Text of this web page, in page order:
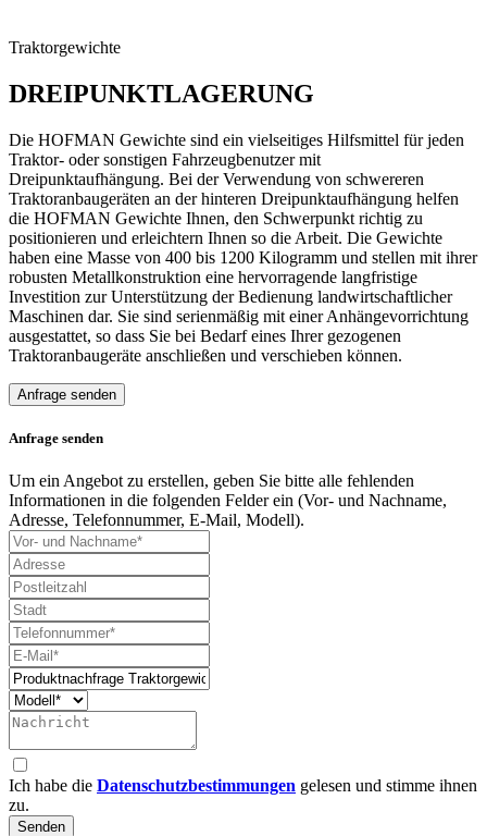
Traktorgewichte
DREIPUNKTLAGERUNG
Die HOFMAN Gewichte sind ein vielseitiges Hilfsmittel für jeden
Traktor- oder sonstigen Fahrzeugbenutzer mit
Dreipunktaufhängung. Bei der Verwendung von schwereren
Traktoranbaugeräten an der hinteren Dreipunktaufhängung helfen
die HOFMAN Gewichte Ihnen, den Schwerpunkt richtig zu
positionieren und erleichtern Ihnen so die Arbeit. Die Gewichte
haben eine Masse von 400 bis 1200 Kilogramm und stellen mit ihrer
robusten Metallkonstruktion eine hervorragende langfristige
Investition zur Unterstützung der Bedienung landwirtschaftlicher
Maschinen dar. Sie sind serienmäßig mit einer Anhängevorrichtung
ausgestattet, so dass Sie bei Bedarf eines Ihrer gezogenen
Traktoranbaugeräte anschließen und verschieben können.
Anfrage senden
Anfrage senden
Um ein Angebot zu erstellen, geben Sie bitte alle fehlenden
Informationen in die folgenden Felder ein (Vor- und Nachname,
Adresse, Telefonnummer, E-Mail, Modell).
Ich habe die Datenschutzbestimmungen gelesen und stimme ihnen
zu.
Senden